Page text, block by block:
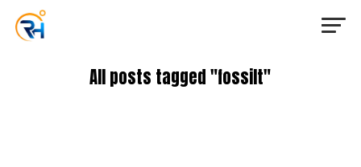
All posts tagged "fossilt"